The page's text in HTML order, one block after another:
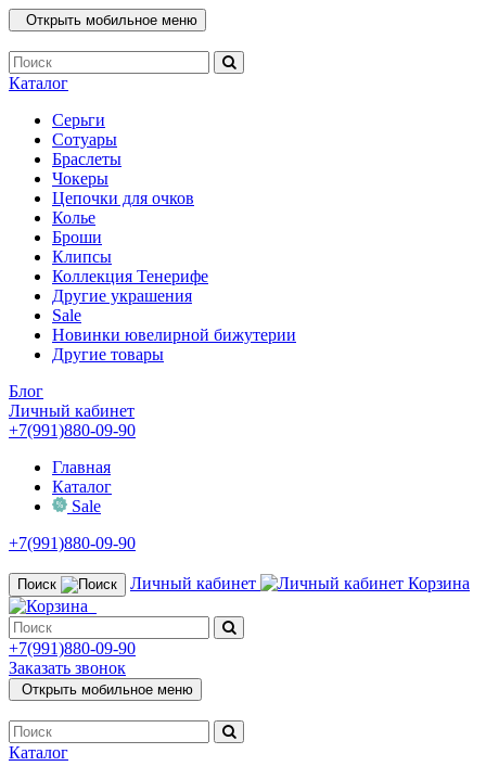
Открыть мобильное меню
Каталог
Серьги
Сотуары
Браслеты
Чокеры
Цепочки для очков
Колье
Броши
Клипсы
Коллекция Тенерифе
Другие украшения
Sale
Новинки ювелирной бижутерии
Другие товары
Блог
Личный кабинет
+7(991)880-09-90
Главная
Каталог
Sale
+7(991)880-09-90
Поиск Личный кабинет Корзина
+7(991)880-09-90
Заказать звонок
Открыть мобильное меню
Каталог